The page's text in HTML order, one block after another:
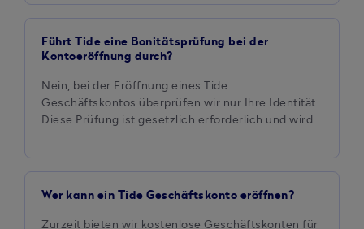
digitale Geschäftskonten für nicht eingetragene
Gewerbetreibende und Freiberufler:innen an.
Diese werden von Adyen bereitgestellt. Adyen wird
und besitzt eine Lizenz für den Betrieb im
Europäischen Wirtschaftsraum (EWR). In den
kommenden Monaten werden wir unser Angebot
umfassen ein Tool zur Rechnungsstellung. Freuen
Sie sich darauf!
Führt Tide eine Bonitätsprüfung bei der
Kontoeröffnung durch?
Nein, bei der Eröffnung eines Tide
Geschäftskontos überprüfen wir nur Ihre Identität.
Diese Prüfung ist gesetzlich erforderlich und wird
Auswirkungen auf Ihre Kreditwürdigkeit, wird
jedoch in Ihrer Kreditauskunft vermerkt.
Wer kann ein Tide Geschäftskonto eröffnen?
Zurzeit bieten wir kostenlose Geschäftskonten für